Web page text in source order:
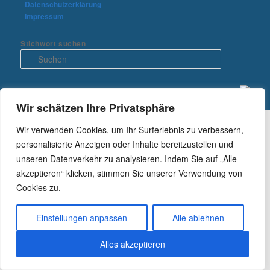
Wir schätzen Ihre Privatsphäre
Wir verwenden Cookies, um Ihr Surferlebnis zu verbessern,
personalisierte Anzeigen oder Inhalte bereitzustellen und
unseren Datenverkehr zu analysieren. Indem Sie auf „Alle
akzeptieren“ klicken, stimmen Sie unserer Verwendung von
Cookies zu.
Einstellungen anpassen Alle ablehnen
Alles akzeptieren
- Datenschutzerklärung
- Impressum
Stichwort suchen
u
h
n